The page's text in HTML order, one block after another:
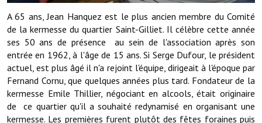
Projets et travaux en cours
Procès verbaux des conseils municipaux
Communication
Le bulletin municipal : Fressinfo & Le Fressinois
Toutes les publications
A 65 ans, Jean Hanquez est le plus ancien membre du Comité
de la kermesse du quartier Saint-Gilliet. Il célèbre cette année
ses 50 ans de présence au sein de l'association après son
entrée en 1962, à l'âge de 15 ans. Si Serge Dufour, le président
actuel, est plus âgé il n'a rejoint l'équipe, dirigeait à l'époque par
Fernand Cornu, que quelques années plus tard. Fondateur de la
kermesse Emile Thillier, négociant en alcools, était originaire
de ce quartier qu'il a souhaité redynamisé en organisant une
kermesse. Les premières furent plutôt des fêtes foraines puis